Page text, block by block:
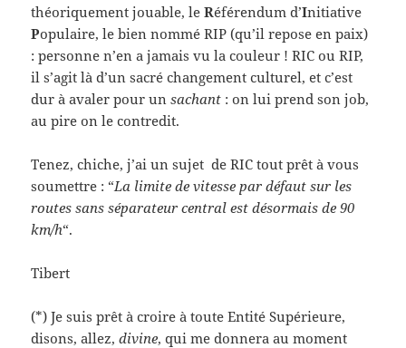
théoriquement jouable, leRéférendum d’Initiative
Populaire, le bien nommé RIP (qu’il repose en paix)
: personne n’en a jamais vu la couleur ! RIC ou RIP,
il s’agit là d’un sacré changement culturel, et c’est
dur à avaler pour unsachant : on lui prend son job,
au pire on le contredit.
Tenez, chiche, j’ai un sujet de RIC tout prêt à vous
soumettre : “La limite de vitesse par défaut sur les
routes sans séparateur central est désormais de 90
km/h“.
Tibert
(*) Je suis prêt à croire à toute Entité Supérieure,
disons, allez,divine, qui me donnera au moment